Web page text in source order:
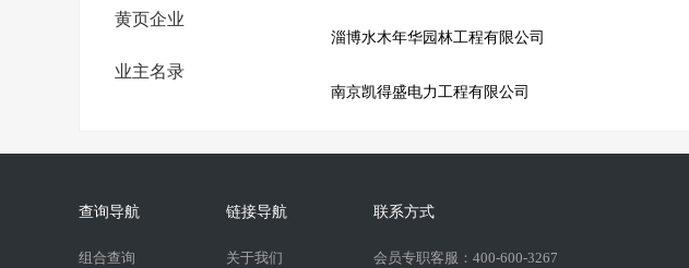
黄页企业
业主名录
淄博水木年华园林工程有限公司
南京凯得盛电力工程有限公司
查询导航
组合查询
链接导航
关于我们
联系方式
会员专职客服：400-600-3267